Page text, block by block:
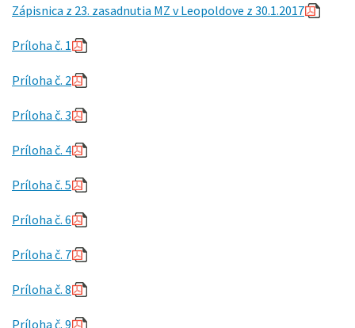
Zápisnica z 23. zasadnutia MZ v Leopoldove z 30.1.2017
Príloha č. 1
Príloha č. 2
Príloha č. 3
Príloha č. 4
Príloha č. 5
Príloha č. 6
Príloha č. 7
Príloha č. 8
Príloha č. 9